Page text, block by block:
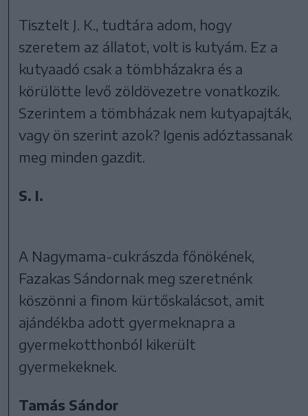
Tisztelt J. K., tudtára adom, hogy
szeretem az állatot, volt is kutyám. Ez a
kutyaadó csak a tömbházakra és a
körülötte levő zöldövezetre vonatkozik.
Szerintem a tömbházak nem kutyapajták,
vagy ön szerint azok? Igenis adóztassanak
meg minden gazdit.
S. I.
A Nagymama-cukrászda főnökének,
Fazakas Sándornak meg szeretnénk
köszönni a finom kürtőskalácsot, amit
ajándékba adott gyermeknapra a
gyermekotthonból kikerült
gyermekeknek.
Tamás Sándor